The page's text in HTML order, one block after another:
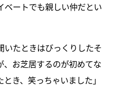
ベートでも親しい仲だとい
いたときはびっくりしたそ
、お芝居するのが初めてな
き、笑っちゃいました」